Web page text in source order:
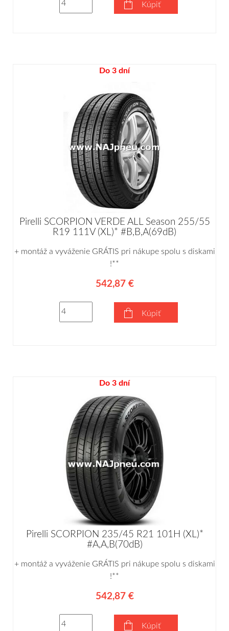
Kúpiť
Do 3 dní
Pirelli SCORPION VERDE ALL Season 255/55
R19 111V (XL)* #B,B,A(69dB)
+ montáž a vyváženie GRÁTIS pri nákupe spolu s diskami
!**
542,87 €
Kúpiť
Do 3 dní
Pirelli SCORPION 235/45 R21 101H (XL)*
#A,A,B(70dB)
+ montáž a vyváženie GRÁTIS pri nákupe spolu s diskami
!**
542,87 €
Kúpiť